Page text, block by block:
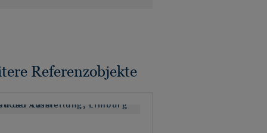
Referenzobjekte